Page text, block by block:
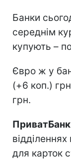
Банки
середнім
купують –
Євро ж у
(+6 коп.)
грн.
ПриватБанк
для карток